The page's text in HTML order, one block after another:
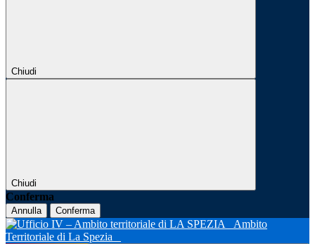
Chiudi
Chiudi
Conferma
Annulla Conferma
Ambito
Territoriale di La Spezia